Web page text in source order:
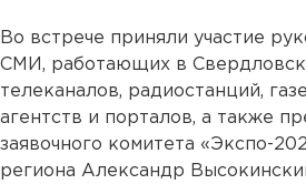
Во встрече приняли участие
СМИ, работающих в
телеканалов, радиостанций,
агентств и порталов, а также
заявочного комитета «Экспо-
региона Александр